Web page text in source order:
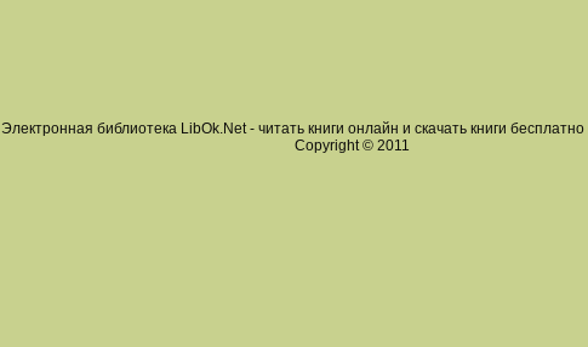
Электронная библиотека LibOk.Net - читать книги онлайн и скачать книги
Copyright © 2011